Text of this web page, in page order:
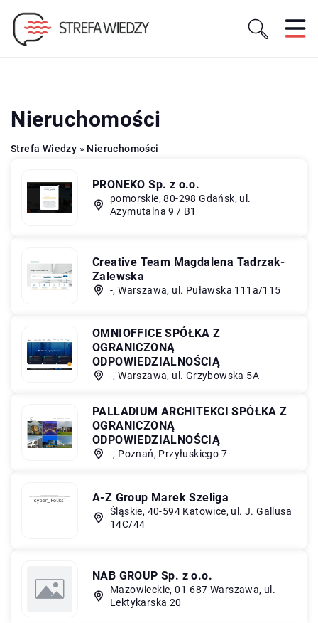
Nieruchomości
Strefa Wiedzy » Nieruchomości
PRONEKO Sp. z o.o.
pomorskie, 80-298 Gdańsk, ul.
Azymutalna 9 / B1
Creative Team Magdalena Tadrzak-
Zalewska
-, Warszawa, ul. Puławska 111a/115
OMNIOFFICE SPÓŁKA Z
OGRANICZONĄ
ODPOWIEDZIALNOŚCIĄ
-, Warszawa, ul. Grzybowska 5A
PALLADIUM ARCHITEKCI SPÓŁKA Z
OGRANICZONĄ
ODPOWIEDZIALNOŚCIĄ
-, Poznań, Przyłuskiego 7
A-Z Group Marek Szeliga
Śląskie, 40-594 Katowice, ul. J. Gallusa
14C/44
NAB GROUP Sp. z o.o.
Mazowieckie, 01-687 Warszawa, ul.
Lektykarska 20